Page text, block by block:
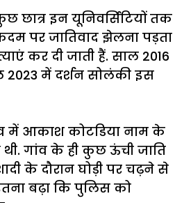
छात्र इन यूनिवर्सिटियों तक
पर जातिवाद झेलना पड़ता
कर दी जाती हैं. साल 2016
2023 में दर्शन सोलंकी इस
में आकाश कोटडिया नाम के
गांव के ही कुछ ऊंची जाति
के दौरान घोड़ी पर चढ़ने से
बढ़ा कि पुलिस को